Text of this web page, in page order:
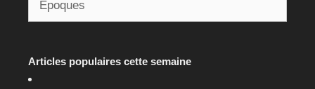
Articles populaires cette semaine